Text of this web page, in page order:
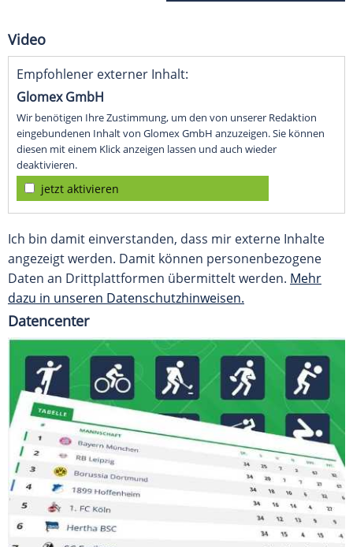
Video
Empfohlener externer Inhalt:
Glomex GmbH
Wir benötigen Ihre Zustimmung, um den von unserer Redaktion
eingebundenen Inhalt von Glomex GmbH anzuzeigen. Sie können
diesen mit einem Klick anzeigen lassen und auch wieder
deaktivieren.
jetzt aktivieren
Ich bin damit einverstanden, dass mir externe Inhalte
angezeigt werden. Damit können personenbezogene
Daten an Drittplattformen übermittelt werden. Mehr
dazu in unseren Datenschutzhinweisen.
Datencenter